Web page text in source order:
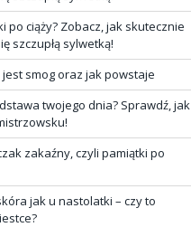
po ciąży? Zobacz, jak skutecznie
szczupłą sylwetką!
jest smog oraz jak powstaje
twojego dnia? Sprawdź, jak
zakaźny, czyli pamiątki po
jak u nastolatki – czy to